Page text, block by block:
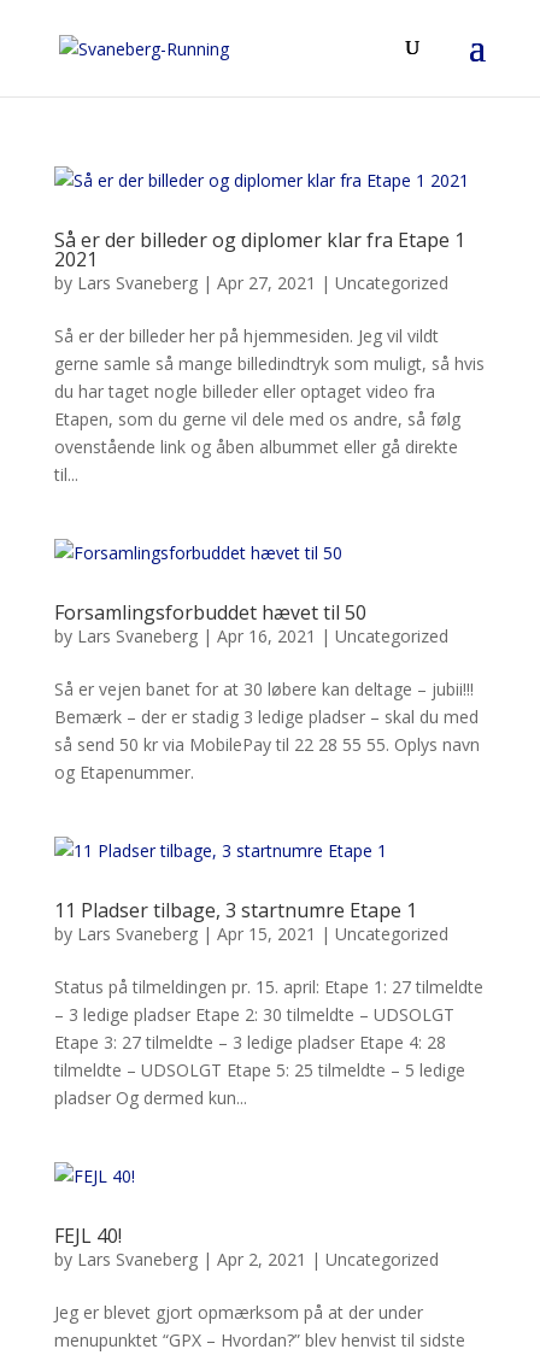
Så er der billeder og diplomer klar fra Etape 1
2021
by Lars Svaneberg| Apr 27, 2021 | Uncategorized
Så er der billeder her på hjemmesiden. Jeg vil vildt
gerne samle så mange billedindtryk som muligt, så hvis
du har taget nogle billeder eller optaget video fra
Etapen, som du gerne vil dele med os andre, så følg
ovenstående link og åben albummet eller gå direkte
til...
Forsamlingsforbuddet hævet til 50
by Lars Svaneberg| Apr 16, 2021 | Uncategorized
Så er vejen banet for at 30 løbere kan deltage – jubii!!!
Bemærk – der er stadig 3 ledige pladser – skal du med
så send 50 kr via MobilePay til 22 28 55 55. Oplys navn
og Etapenummer.
11 Pladser tilbage, 3 startnumre Etape 1
by Lars Svaneberg| Apr 15, 2021 | Uncategorized
Status på tilmeldingen pr. 15. april: Etape 1: 27 tilmeldte
– 3 ledige pladser Etape 2: 30 tilmeldte – UDSOLGT
Etape 3: 27 tilmeldte – 3 ledige pladser Etape 4: 28
tilmeldte – UDSOLGT Etape 5: 25 tilmeldte – 5 ledige
pladser Og dermed kun...
FEJL 40!
by Lars Svaneberg| Apr 2, 2021 | Uncategorized
Jeg er blevet gjort opmærksom på at der under
menupunktet “GPX – Hvordan?” blev henvist til sidste